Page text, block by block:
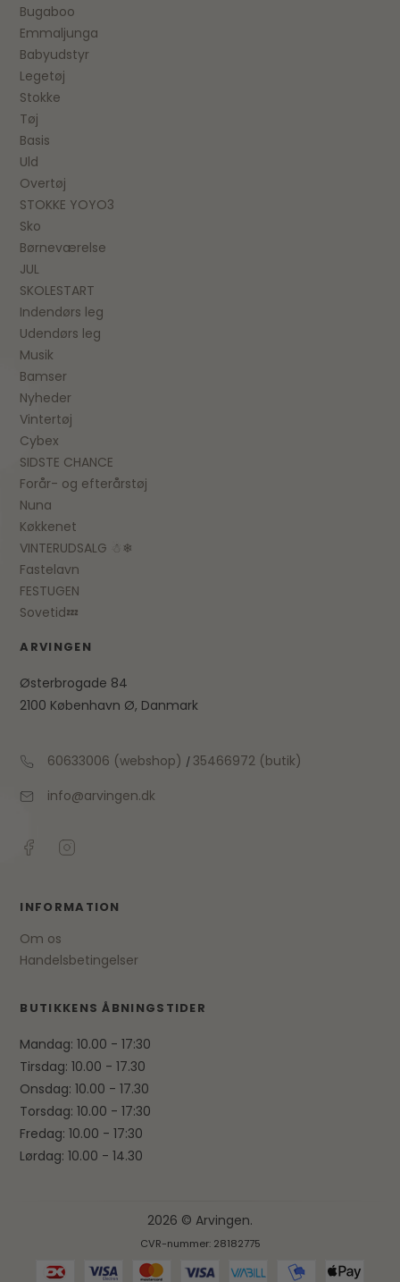
Bugaboo
Emmaljunga
Babyudstyr
Legetøj
Stokke
Tøj
Basis
Uld
Overtøj
STOKKE YOYO3
Sko
Børneværelse
JUL
SKOLESTART
Indendørs leg
Udendørs leg
Musik
Bamser
Nyheder
Vintertøj
Cybex
SIDSTE CHANCE
Forår- og efterårstøj
Nuna
Køkkenet
VINTERUDSALG ☃❄
Fastelavn
FESTUGEN
Sovetid💤
ARVINGEN
Østerbrogade 84
2100 København Ø, Danmark
60633006 (webshop) / 35466972 (butik)
info@arvingen.dk
INFORMATION
Om os
Handelsbetingelser
BUTIKKENS ÅBNINGSTIDER
Mandag: 10.00 - 17:30
Tirsdag: 10.00 - 17.30
Onsdag: 10.00 - 17.30
Torsdag: 10.00 - 17:30
Fredag: 10.00 - 17:30
Lørdag: 10.00 - 14.30
2026 © Arvingen.
CVR-nummer: 28182775